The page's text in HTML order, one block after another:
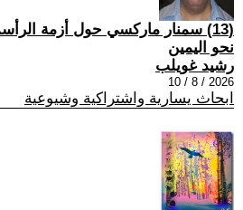
(13) سمنار ماركسي حول أزمة
نحو اليمين
رشيد غويلب
2026 / 8 / 10
ابحاث يسارية واشتراكية وشيوعية